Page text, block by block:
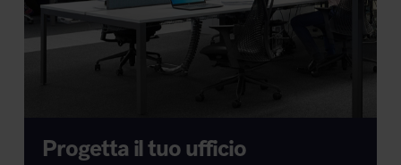
Progetta il tuo ufficio